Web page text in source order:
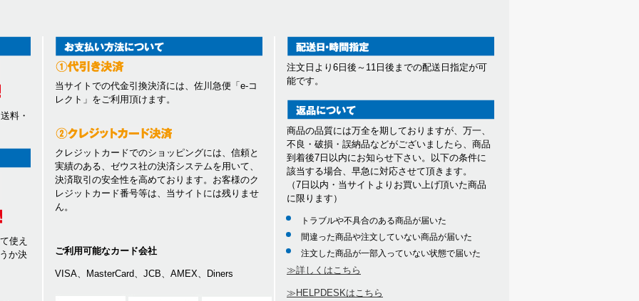
料・
使え
か決
当サイトでの代金引換決済には、佐川急便「e-コ
レクト」をご利用頂けます。
クレジットカードでのショッピングには、信頼と
実績のある、ゼウス社の決済システムを用いて、
決済取引の安全性を高めております。お客様のク
レジットカード番号等は、当サイトには残りませ
ん。
ご利用可能なカード会社
VISA、MasterCard、JCB、AMEX、Diners
注文日より6日後～11日後までの配送日指定が可
能です。
商品の品質には万全を期しておりますが、万一、
不良・破損・誤納品などがございましたら、商品
到着後7日以内にお知らせ下さい。以下の条件に
該当する場合、早急に対応させて頂きます。
（7日以内・当サイトよりお買い上げ頂いた商品
に限ります）
トラブルや不具合のある商品が届いた
間違った商品や注文していない商品が届いた
注文した商品が一部入っていない状態で届いた
≫詳しくはこちら
≫HELPDESKはこちら